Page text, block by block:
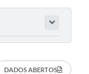
DADOS ABERTOS